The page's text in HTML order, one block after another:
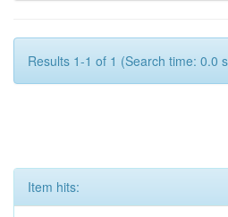
Results 1-1 of 1 (Search time: 0.0
Item hits: